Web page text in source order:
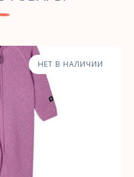
НЕТ В НАЛИЧИИ